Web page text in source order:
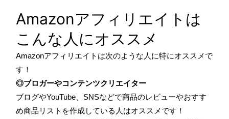
Amazonアフィリエイトは
こんな人にオススメ
Amazonアフィリエイトは次のような人に特にオススメで
す！
◎ブロガーやコンテンツクリエイター
ブログやYouTube、SNSなどで商品のレビューやおすす
め商品リストを作成している人はオススメです！